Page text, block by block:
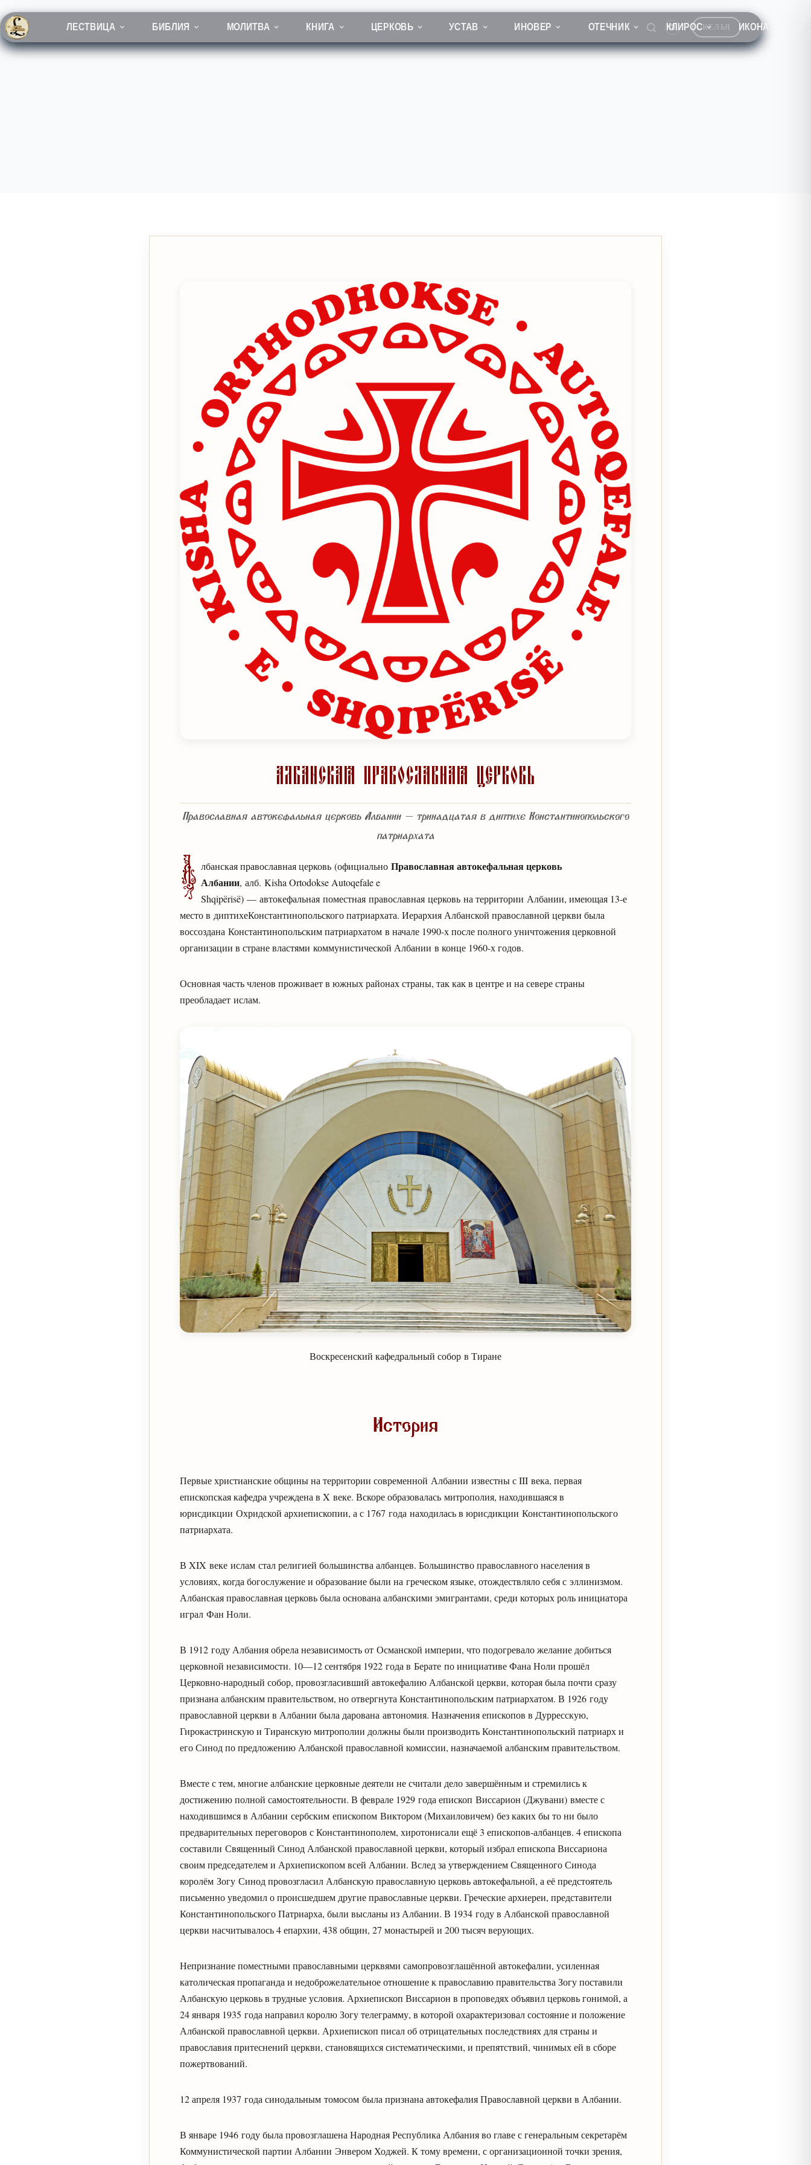
к
сути
ЛЕСТВИЦА БИБЛИЯ МОЛИТВА КНИГА ЦЕРКОВЬ УСТАВ ИНОВЕР ОТЕЧНИК КЛИРОС ИКОНА
КЕЛЬЯ
Албанская православная церковь
Православная автокефальная церковь Албании – тринадцатая в диптихе Константинопольского
патриархата
А лбанская православная церковь (официально Православная автокефальная церковь
Албании, алб. Kisha Ortodokse Autoqefale e
Shqipërisë) — автокефальная поместная православная церковь на территории Албании, имеющая 13-е
место в диптихеКонстантинопольского патриархата. Иерархия Албанской православной церкви была
воссоздана Константинопольским патриархатом в начале 1990-х после полного уничтожения церковной
организации в стране властями коммунистической Албании в конце 1960-х годов.
Основная часть членов проживает в южных районах страны, так как в центре и на севере страны
преобладает ислам.
Воскресенский кафедральный собор в Тиране
История
Первые христианские общины на территории современной Албании известны с III века, первая
епископская кафедра учреждена в X веке. Вскоре образовалась митрополия, находившаяся в
юрисдикции Охридской архиепископии, а с 1767 года находилась в юрисдикции Константинопольского
патриархата.
В XIX веке ислам стал религией большинства албанцев. Большинство православного населения в
условиях, когда богослужение и образование были на греческом языке, отождествляло себя с эллинизмом.
Албанская православная церковь была основана албанскими эмигрантами, среди которых роль инициатора
играл Фан Ноли.
В 1912 году Албания обрела независимость от Османской империи, что подогревало желание добиться
церковной независимости. 10—12 сентября 1922 года в Берате по инициативе Фана Ноли прошёл
Церковно-народный собор, провозгласивший автокефалию Албанской церкви, которая была почти сразу
признана албанским правительством, но отвергнута Константинопольским патриархатом. В 1926 году
православной церкви в Албании была дарована автономия. Назначения епископов в Дурресскую,
Гирокастринскую и Тиранскую митрополии должны были производить Константинопольский патриарх и
его Синод по предложению Албанской православной комиссии, назначаемой албанским правительством.
Вместе с тем, многие албанские церковные деятели не считали дело завершённым и стремились к
достижению полной самостоятельности. В феврале 1929 года епископ Виссарион (Джувани) вместе с
находившимся в Албании сербским епископом Виктором (Михаиловичем) без каких бы то ни было
предварительных переговоров с Константинополем, хиротонисали ещё 3 епископов-албанцев. 4 епископа
составили Священный Синод Албанской православной церкви, который избрал епископа Виссариона
своим председателем и Архиепископом всей Албании. Вслед за утверждением Священного Синода
королём Зогу Синод провозгласил Албанскую православную церковь автокефальной, а её предстоятель
письменно уведомил о происшедшем другие православные церкви. Греческие архиереи, представители
Константинопольского Патриарха, были высланы из Албании. В 1934 году в Албанской православной
церкви насчитывалось 4 епархии, 438 общин, 27 монастырей и 200 тысяч верующих.
Непризнание поместными православными церквями самопровозглашённой автокефалии, усиленная
католическая пропаганда и недоброжелательное отношение к православию правительства Зогу поставили
Албанскую церковь в трудные условия. Архиепископ Виссарион в проповедях объявил церковь гонимой, а
24 января 1935 года направил королю Зогу телеграмму, в которой охарактеризовал состояние и положение
Албанской православной церкви. Архиепископ писал об отрицательных последствиях для страны и
православия притеснений церкви, становящихся систематическими, и препятствий, чинимых ей в сборе
пожертвований.
12 апреля 1937 года синодальным томосом была признана автокефалия Православной церкви в Албании.
В январе 1946 году была провозглашена Народная Республика Албания во главе с генеральным секретарём
Коммунистической партии Албании Энвером Ходжей. К тому времени, с организационной точки зрения,